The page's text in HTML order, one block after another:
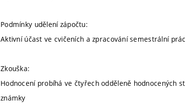
Podmínky udělení zápočtu:
Aktivní účast ve cvičeních a zpracování semestrální
Zkouška:
Hodnocení probíhá ve čtyřech odděleně hodnocených
známky